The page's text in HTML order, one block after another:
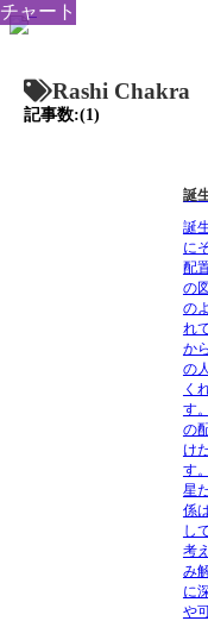
Rashi Chakra
記事数:(1)
チャート
誕
誕
に
配
の
の
れ
か
の
く
す
の
け
す
星
係
し
考
み
に
や